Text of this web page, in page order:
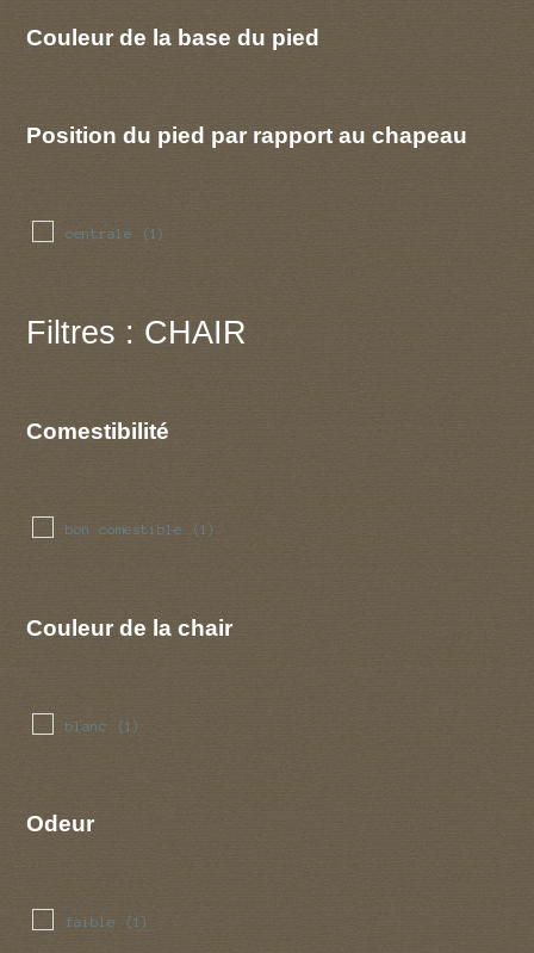
Couleur de la base du pied
Position du pied par rapport au chapeau
centrale (1)
Filtres : CHAIR
Comestibilité
bon comestible (1)
Couleur de la chair
blanc (1)
Odeur
faible (1)